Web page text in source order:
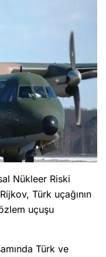
Nükleer Riski
Türk uçağının
uçuşu
Türk ve